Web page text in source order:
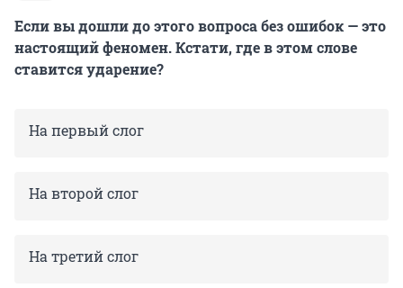
Если вы дошли до этого вопроса без ошибок — это
настоящий феномен. Кстати, где в этом слове
ставится ударение?
На первый слог
На второй слог
На третий слог